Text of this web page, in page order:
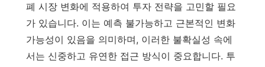
폐 시장 변화에 적용하여 투자 전략을 고민할 필요
가 있습니다. 이는 예측 불가능하고 근본적인 변화
가능성이 있음을 의미하며, 이러한 불확실성 속에
서는 신중하고 유연한 접근 방식이 중요합니다. 투